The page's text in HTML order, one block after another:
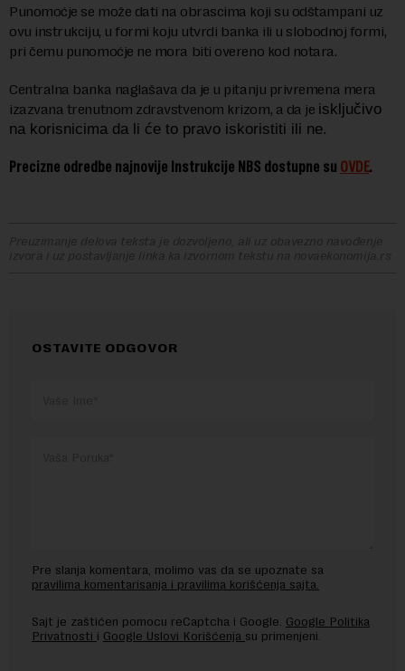
Punomoćje se može dati na obrascima koji su odštampani uz
ovu instrukciju, u formi koju utvrdi banka ili u slobodnoj formi,
pri čemu punomoćje ne mora biti overeno kod notara.
Centralna banka naglašava da je u pitanju privremena mera
izazvana trenutnom zdravstvenom krizom, a da je isključivo
na korisnicima da li će to pravo iskoristiti ili ne.
Precizne odredbe najnovije Instrukcije NBS dostupne su OVDE.
Preuzimanje delova teksta je dozvoljeno, ali uz obavezno navođenje
izvora i uz postavljanje linka ka izvornom tekstu na novaekonomija.rs
OSTAVITE ODGOVOR
Pre slanja komentara, molimo vas da se upoznate sa
pravilima komentarisanja i pravilima korišćenja sajta.
Sajt je zaštićen pomocu reCaptcha i Google. Google Politika
Privatnosti i Google Uslovi Korišćenja su primenjeni.